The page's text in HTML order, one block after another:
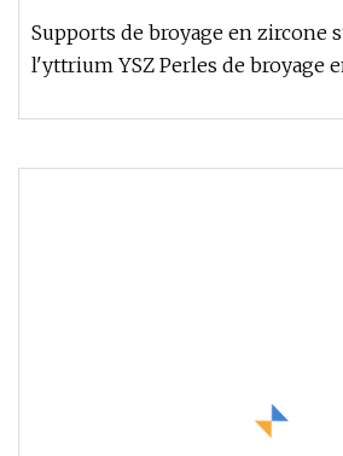
Supports de broyage en zircone
l'yttrium YSZ Perles de broyage